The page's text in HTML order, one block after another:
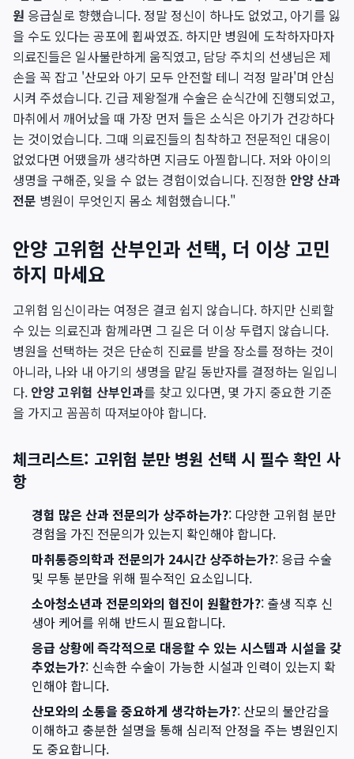
원 응급실로 향했습니다. 정말 정신이 하나도 없었고, 아기를 잃
을 수도 있다는 공포에 휩싸였죠. 하지만 병원에 도착하자마자
의료진들은 일사불란하게 움직였고, 담당 주치의 선생님은 제
손을 꼭 잡고 '산모와 아기 모두 안전할 테니 걱정 말라'며 안심
시켜 주셨습니다. 긴급 제왕절개 수술은 순식간에 진행되었고,
마취에서 깨어났을 때 가장 먼저 들은 소식은 아기가 건강하다
는 것이었습니다. 그때 의료진들의 침착하고 전문적인 대응이
없었다면 어땠을까 생각하면 지금도 아찔합니다. 저와 아이의
생명을 구해준, 잊을 수 없는 경험이었습니다. 진정한 안양 산과
전문 병원이 무엇인지 몸소 체험했습니다."
안양 고위험 산부인과 선택, 더 이상 고민
하지 마세요
고위험 임신이라는 여정은 결코 쉽지 않습니다. 하지만 신뢰할
수 있는 의료진과 함께라면 그 길은 더 이상 두렵지 않습니다.
병원을 선택하는 것은 단순히 진료를 받을 장소를 정하는 것이
아니라, 나와 내 아기의 생명을 맡길 동반자를 결정하는 일입니
다. 안양 고위험 산부인과를 찾고 있다면, 몇 가지 중요한 기준
을 가지고 꼼꼼히 따져보아야 합니다.
체크리스트: 고위험 분만 병원 선택 시 필수 확인 사
항
경험 많은 산과 전문의가 상주하는가?: 다양한 고위험 분만
경험을 가진 전문의가 있는지 확인해야 합니다.
마취통증의학과 전문의가 24시간 상주하는가?: 응급 수술
및 무통 분만을 위해 필수적인 요소입니다.
소아청소년과 전문의와의 협진이 원활한가?: 출생 직후 신
생아 케어를 위해 반드시 필요합니다.
응급 상황에 즉각적으로 대응할 수 있는 시스템과 시설을 갖
추었는가?: 신속한 수술이 가능한 시설과 인력이 있는지 확
인해야 합니다.
산모와의 소통을 중요하게 생각하는가?: 산모의 불안감을
이해하고 충분한 설명을 통해 심리적 안정을 주는 병원인지
도 중요합니다.